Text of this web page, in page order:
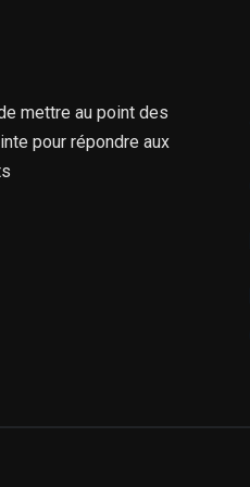
mettre au point des
pour répondre aux